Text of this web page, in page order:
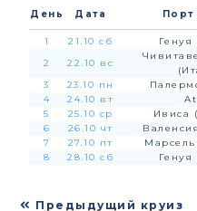
День Дата Порт
1
21.10 сб Генуя
2
22.10 вс
3
23.10 пн
4
24.10 вт
5
25.10 ср Ивиса
6
26.10 чт
7
27.10 пт
8
28.10 сб Генуя
Предыдущий круиз